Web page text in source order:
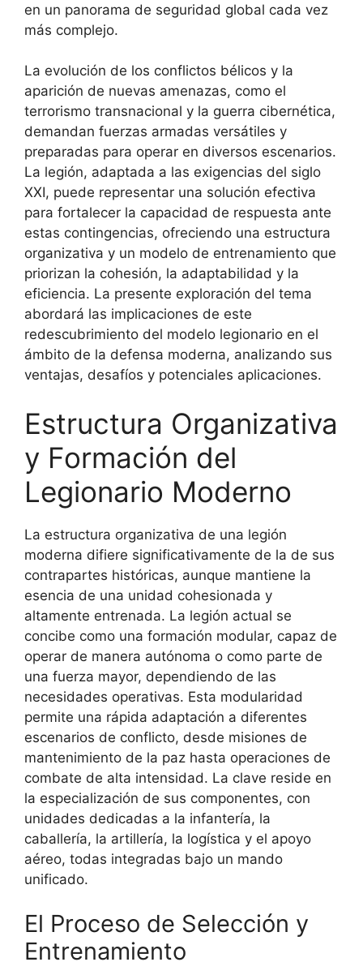
en un panorama de seguridad global cada vez
más complejo.
La evolución de los conflictos bélicos y la
aparición de nuevas amenazas, como el
terrorismo transnacional y la guerra cibernética,
demandan fuerzas armadas versátiles y
preparadas para operar en diversos escenarios.
La legión, adaptada a las exigencias del siglo
XXI, puede representar una solución efectiva
para fortalecer la capacidad de respuesta ante
estas contingencias, ofreciendo una estructura
organizativa y un modelo de entrenamiento que
priorizan la cohesión, la adaptabilidad y la
eficiencia. La presente exploración del tema
abordará las implicaciones de este
redescubrimiento del modelo legionario en el
ámbito de la defensa moderna, analizando sus
ventajas, desafíos y potenciales aplicaciones.
Estructura Organizativa
y Formación del
Legionario Moderno
La estructura organizativa de una legión
moderna difiere significativamente de la de sus
contrapartes históricas, aunque mantiene la
esencia de una unidad cohesionada y
altamente entrenada. La legión actual se
concibe como una formación modular, capaz de
operar de manera autónoma o como parte de
una fuerza mayor, dependiendo de las
necesidades operativas. Esta modularidad
permite una rápida adaptación a diferentes
escenarios de conflicto, desde misiones de
mantenimiento de la paz hasta operaciones de
combate de alta intensidad. La clave reside en
la especialización de sus componentes, con
unidades dedicadas a la infantería, la
caballería, la artillería, la logística y el apoyo
aéreo, todas integradas bajo un mando
unificado.
El Proceso de Selección y
Entrenamiento